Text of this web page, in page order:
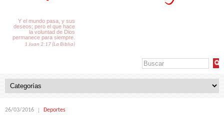
Y el mundo pasa, y sus
deseos; pero el que hace
la voluntad de Dios
permanece para siempre.
1 Juan 2:17 (La Biblia)
26/03/2016 Deportes